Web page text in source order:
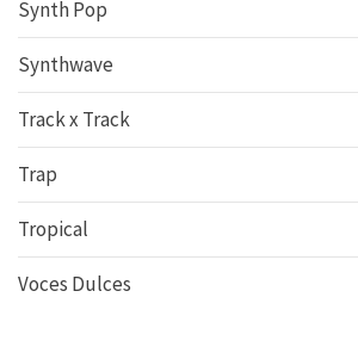
Synth Pop
Synthwave
Track x Track
Trap
Tropical
Voces Dulces